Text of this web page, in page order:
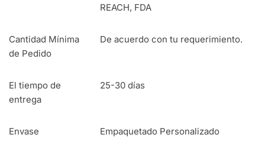
REACH, FDA
Cantidad Mínima
de Pedido
De acuerdo con tu requerimiento.
El tiempo de
entrega
25-30 días
Envase Empaquetado Personalizado